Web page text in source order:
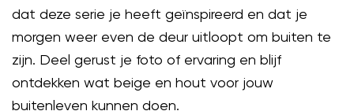
dat deze serie je heeft geïnspireerd en dat je
morgen weer even de deur uitloopt om buiten te
zijn. Deel gerust je foto of ervaring en blijf
ontdekken wat beige en hout voor jouw
buitenleven kunnen doen.